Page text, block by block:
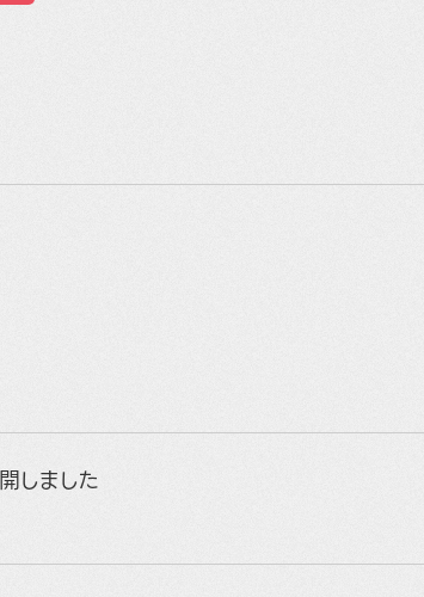
しました